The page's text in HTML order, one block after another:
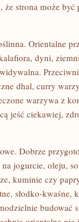
strona może
Orientalne
dyni,
dhal, curry
warzywa z
jeść ciekawiej,
Dobrze
jogurcie, oleju,
kuminie czy
słodko-
budować